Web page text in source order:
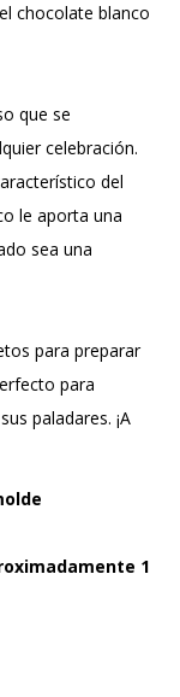
chocolate blanco
que se
celebración.
del
le aporta una
sea una
para preparar
para
paladares. ¡A
1